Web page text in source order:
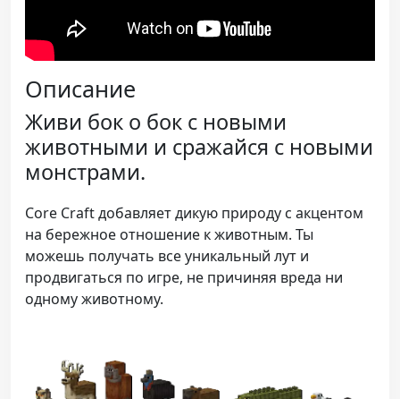
Описание
Живи бок о бок с новыми
животными и сражайся с новыми
монстрами.
Core Craft добавляет дикую природу с акцентом
на бережное отношение к животным. Ты
можешь получать все уникальный лут и
продвигаться по игре, не причиняя вреда ни
одному животному.